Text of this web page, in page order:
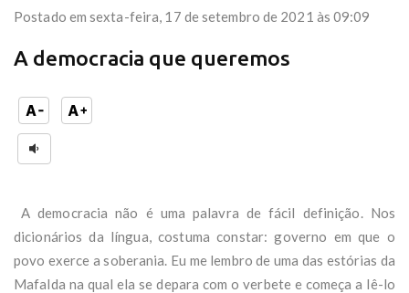
Postado em sexta-feira, 17 de setembro de 2021 às 09:09
A democracia que queremos
A democracia não é uma palavra de fácil definição. Nos
dicionários da língua, costuma constar: governo em que o
povo exerce a soberania. Eu me lembro de uma das estórias da
Mafalda na qual ela se depara com o verbete e começa a lê-lo